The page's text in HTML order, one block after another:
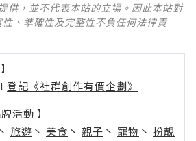
供，並不代表本站的立場。因此本站對
、準確性及完整性不負任何法律責
登記《社群創作有價企劃》
活動 】
丶 旅遊 丶 美食 丶 親子 丶 寵物 丶 扮靚